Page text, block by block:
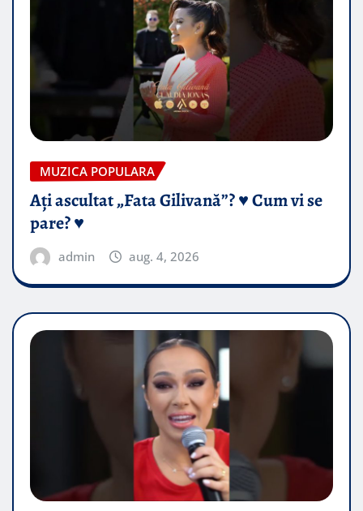
MUZICA POPULARA
Ați ascultat „Fata Gilivană”? ♥️ Cum vi se
pare? ♥️
admin aug. 4, 2026